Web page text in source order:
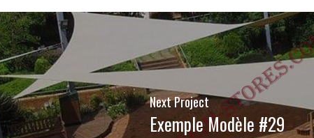
Next Project
Exemple Modèle #29